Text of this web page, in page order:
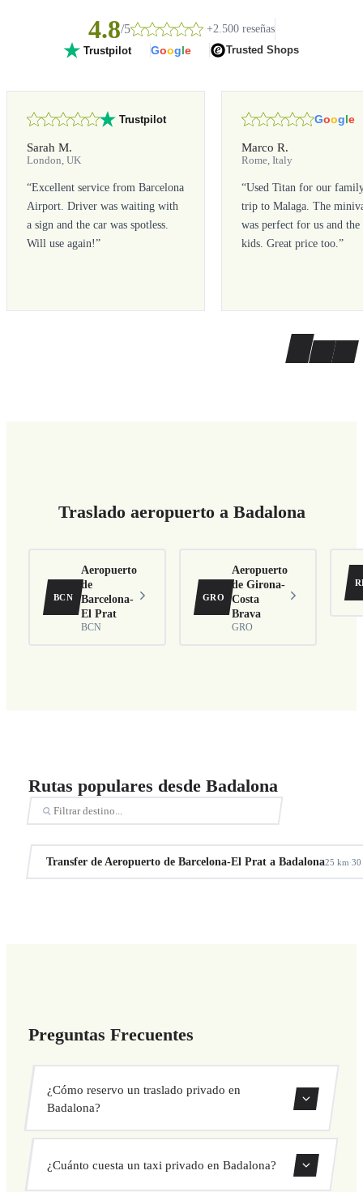
4.8/5 +2.500 reseñas
Trustpilot Google Trusted Shops
Trustpilot
Sarah M.
London, UK
“Excellent service from Barcelona
Airport. Driver was waiting with
a sign and the car was spotless.
Will use again!”
Google
Marco R.
Rome, Italy
“Used Titan for our
trip to Malaga. The
was perfect for us and the
kids. Great price too.”
Traslado aeropuerto a Badalona
BCN
Aeropuerto
de
Barcelona-
El Prat
BCN
GRO
Aeropuerto
de Girona-
Costa
Brava
GRO
Rutas populares desde Badalona
Transfer de Aeropuerto de Barcelona-El Prat a Badalona25 km·30
Preguntas Frecuentes
¿Cómo reservo un traslado privado en
Badalona?
Usa nuestro formulario de reserva para buscar y confirmar
tu traslado al instante. Elige recogida y destino, selecciona
¿Cuánto cuesta un taxi privado en Badalona?